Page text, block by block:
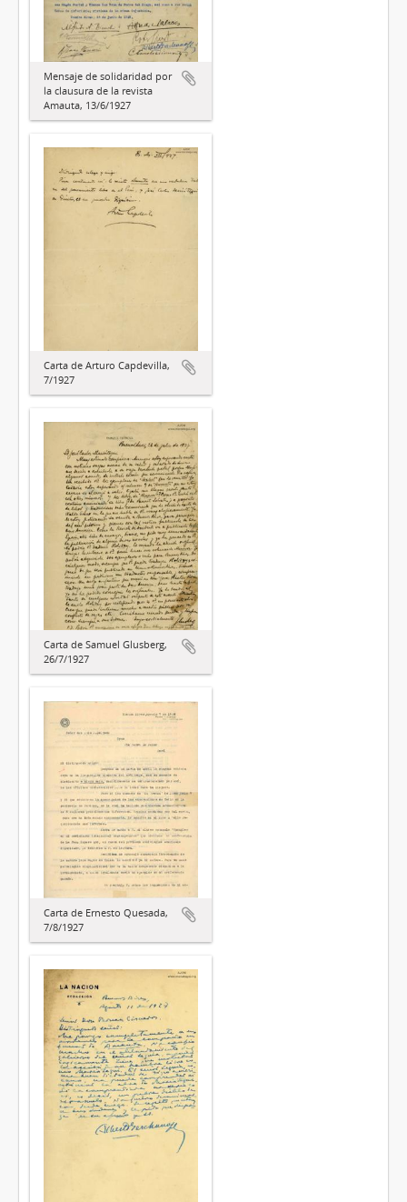
Mensaje de solidaridad por
la clausura de la revista
Amauta, 13/6/1927
Carta de Arturo Capdevilla,
7/1927
Carta de Samuel Glusberg,
26/7/1927
Carta de Ernesto Quesada,
7/8/1927